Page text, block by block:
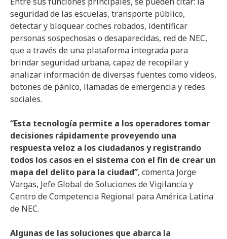
seguridad de las escuelas, transporte público,
detectar y bloquear coches robados, identificar
personas sospechosas o desaparecidas, red de NEC,
que a través de una plataforma integrada para
brindar seguridad urbana, capaz de recopilar y
analizar información de diversas fuentes como videos,
botones de pánico, llamadas de emergencia y redes
sociales.
“Esta tecnología permite a los operadores tomar
decisiones rápidamente proveyendo una
respuesta veloz a los ciudadanos y registrando
todos los casos en el sistema con el fin de crear un
mapa del delito para la ciudad”, comenta Jorge
Vargas, Jefe Global de Soluciones de Vigilancia y
Centro de Competencia Regional para América Latina
de NEC.
Algunas de las soluciones que abarca la